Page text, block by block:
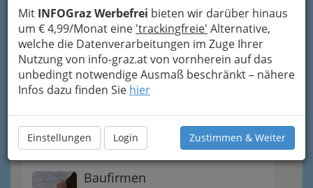
Mit INFOGraz Werbefrei bieten wir darüber hinaus
um € 4,99/Monat eine 'trackingfreie' Alternative,
welche die Datenverarbeitungen im Zuge Ihrer
Nutzung von info-graz.at von vornherein auf das
unbedingt notwendige Ausmaß beschränkt – nähere
Infos dazu finden Sie hier
Einstellungen Login Zustimmen & Weiter
Notfall - Hotlines
Planen & Gestalten
Bäder - Pools - Badezimmer
Baufirmen